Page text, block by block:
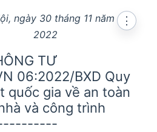
ngày 30 tháng 11 năm
2022
⋮
TƯ
06:2022/BXD Quy
quốc gia về an toàn
và công trình